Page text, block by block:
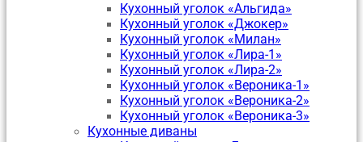
Кухонный уголок «Альгида»
Кухонный уголок «Джокер»
Кухонный уголок «Милан»
Кухонный уголок «Лира-1»
Кухонный уголок «Лира-2»
Кухонный уголок «Вероника-1»
Кухонный уголок «Вероника-2»
Кухонный уголок «Вероника-3»
Кухонные диваны